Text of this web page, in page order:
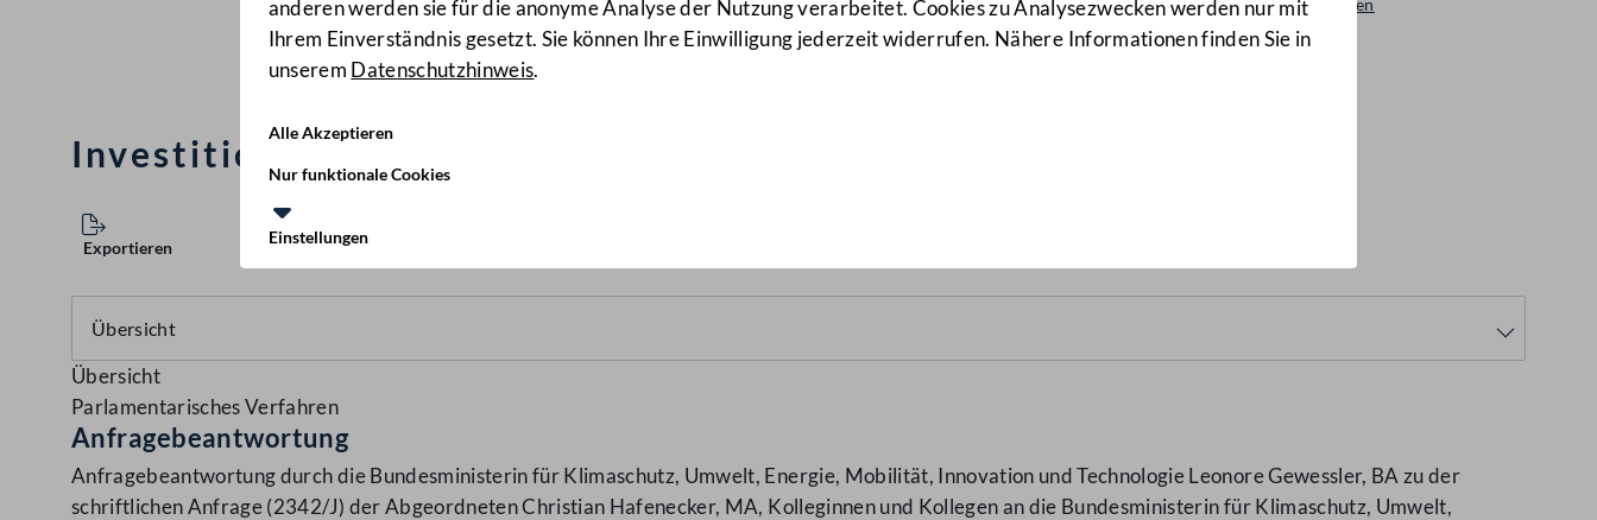
anderen werden sie für die anonyme Analyse der Nutzung verarbeitet. Cookies zu Analysezwecken werden nur mit
Ihrem Einverständnis gesetzt. Sie können Ihre Einwilligung jederzeit widerrufen. Nähere Informationen finden Sie in
unserem Datenschutzhinweis.
Alle Akzeptieren
Nur funktionale Cookies
Einstellungen
Beantwortungen
2288/AB
Investitionen in die Fahrradinfrastruktur
Exportieren
Übersicht
Parlamentarisches Verfahren
Anfragebeantwortung
Anfragebeantwortung durch die Bundesministerin für Klimaschutz, Umwelt, Energie, Mobilität, Innovation und Technologie Leonore Gewessler, BA zu der
schriftlichen Anfrage (2342/J) der Abgeordneten Christian Hafenecker, MA, Kolleginnen und Kollegen an die Bundesministerin für Klimaschutz, Umwelt,